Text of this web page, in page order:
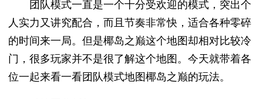
团队模式一直是一个十分受欢迎的模式，突出个
人实力又讲究配合，而且节奏非常快，适合各种零碎
的时间来一局。但是椰岛之巅这个地图却相对比较冷
门，很多玩家并不是很了解这个地图。今天就带着各
位一起来看一看团队模式地图椰岛之巅的玩法。